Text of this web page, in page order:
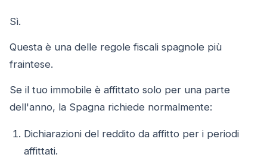
Sì.
Questa è una delle regole fiscali spagnole più
fraintese.
Se il tuo immobile è affittato solo per una parte
dell'anno, la Spagna richiede normalmente:
Dichiarazioni del reddito da affitto per i periodi
affittati.